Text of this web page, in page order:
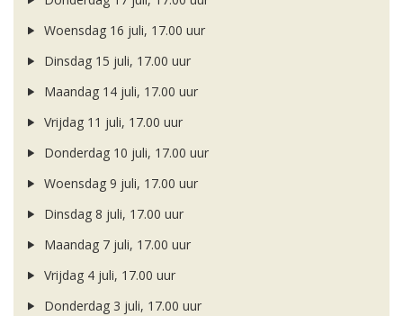
Woensdag 16 juli, 17.00 uur
Dinsdag 15 juli, 17.00 uur
Maandag 14 juli, 17.00 uur
Vrijdag 11 juli, 17.00 uur
Donderdag 10 juli, 17.00 uur
Woensdag 9 juli, 17.00 uur
Dinsdag 8 juli, 17.00 uur
Maandag 7 juli, 17.00 uur
Vrijdag 4 juli, 17.00 uur
Donderdag 3 juli, 17.00 uur